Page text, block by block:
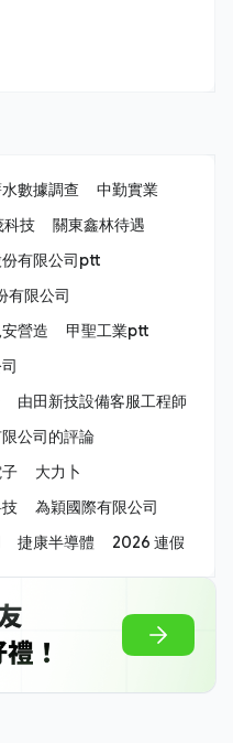
數據調查
中勤實業
科技
關東鑫林待遇
份有限公司ptt
有限公司
安營造
甲聖工業ptt
由田新技設備客服工程師
公司的評論
大力卜
為穎國際有限公司
捷康半導體 2026 連假